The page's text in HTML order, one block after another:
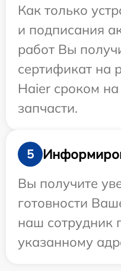
Как только
и подписания
работ Вы
сертификат на
Haier сроком
запчасти.
5
Вы получите
готовности
наш сотрудник
указанному